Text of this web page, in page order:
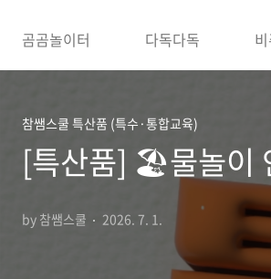
곰곰놀이터 다독다독
참쌤스쿨 특산품 (특수·통합교육)
[특산품] 🏖️물놀이
by 참쌤스쿨 2026. 7. 1.